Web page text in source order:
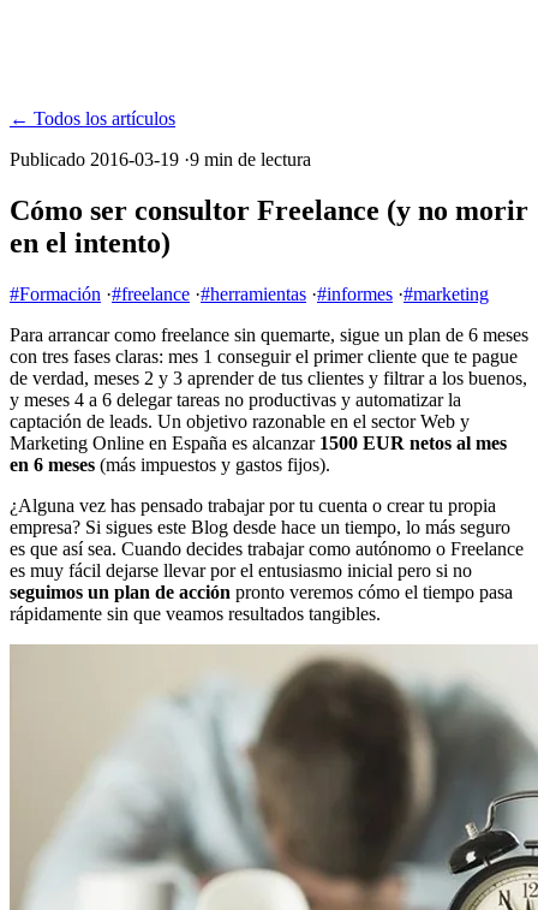
← Todos los artículos
Publicado 2016-03-19 ·9 min de lectura
Cómo ser consultor Freelance (y no morir
en el intento)
#Formación ·#freelance ·#herramientas ·#informes ·#marketing
Para arrancar como freelance sin quemarte, sigue un plan de 6 meses
con tres fases claras: mes 1 conseguir el primer cliente que te pague
de verdad, meses 2 y 3 aprender de tus clientes y filtrar a los buenos,
y meses 4 a 6 delegar tareas no productivas y automatizar la
captación de leads. Un objetivo razonable en el sector Web y
Marketing Online en España es alcanzar 1500 EUR netos al mes
en 6 meses (más impuestos y gastos fijos).
¿Alguna vez has pensado trabajar por tu cuenta o crear tu propia
empresa? Si sigues este Blog desde hace un tiempo, lo más seguro
es que así sea. Cuando decides trabajar como autónomo o Freelance
es muy fácil dejarse llevar por el entusiasmo inicial pero si no
seguimos un plan de acción pronto veremos cómo el tiempo pasa
rápidamente sin que veamos resultados tangibles.